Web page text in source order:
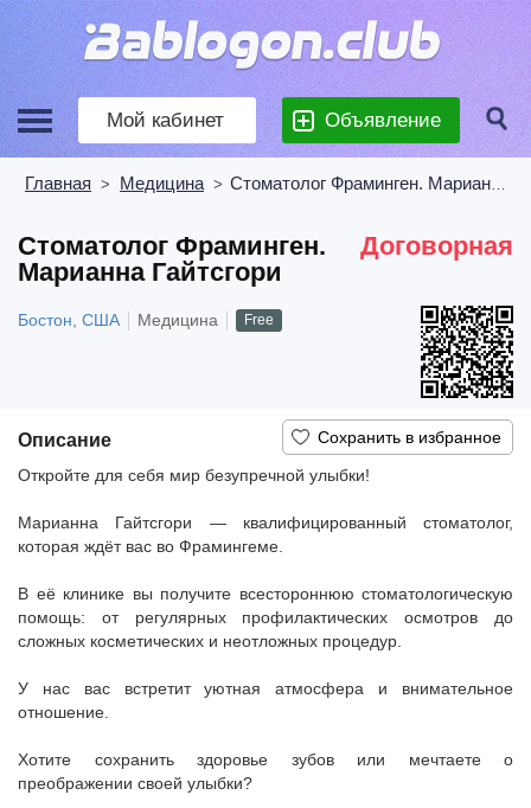
Мой кабинет Объявление
Главная > Медицина > Стоматолог Фраминген. Марианна Гайтсгори
Договорная
Стоматолог Фраминген.
Марианна Гайтсгори
Бостон, США Медицина Free
Описание
Откройте для себя мир безупречной улыбки!
Марианна Гайтсгори — квалифицированный стоматолог,
которая ждёт вас во Фрамингеме.
В её клинике вы получите всестороннюю стоматологическую
помощь: от регулярных профилактических осмотров до
сложных косметических и неотложных процедур.
У нас вас встретит уютная атмосфера и внимательное
отношение.
Хотите сохранить здоровье зубов или мечтаете о
преображении своей улыбки?